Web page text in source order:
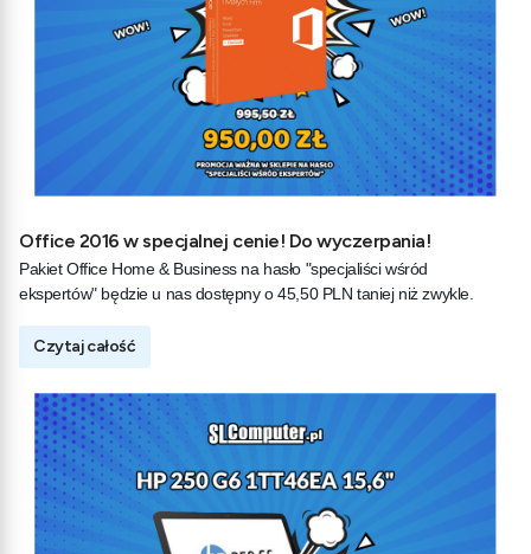
Office 2016 w specjalnej cenie! Do wyczerpania!
Pakiet Office Home & Business na hasło "specjaliści wśród
ekspertów" będzie u nas dostępny o 45,50 PLN taniej niż zwykle.
Czytaj całość